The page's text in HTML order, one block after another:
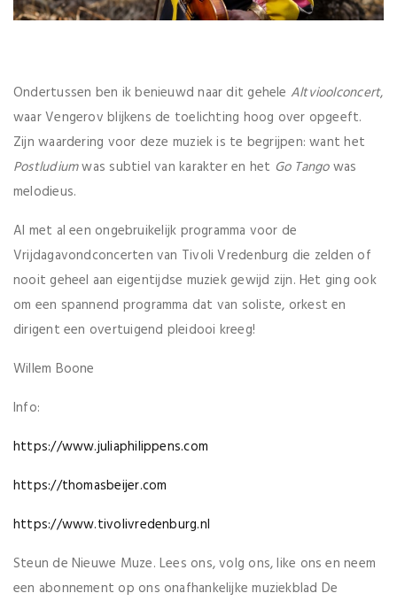
Ondertussen ben ik benieuwd naar dit gehele Altvioolconcert,
waar Vengerov blijkens de toelichting hoog over opgeeft.
Zijn waardering voor deze muziek is te begrijpen: want het
Postludiumwas subtiel van karakter en het Go Tangowas
melodieus.
Al met al een ongebruikelijk programma voor de
Vrijdagavondconcerten van Tivoli Vredenburg die zelden of
nooit geheel aan eigentijdse muziek gewijd zijn. Het ging ook
om een spannend programma dat van soliste, orkest en
dirigent een overtuigend pleidooi kreeg!
Willem Boone
Info:
https://www.juliaphilippens.com
https://thomasbeijer.com
https://www.tivolivredenburg.nl
Steun de Nieuwe Muze. Lees ons, volg ons, like ons en neem
een abonnement op ons onafhankelijke muziekblad De